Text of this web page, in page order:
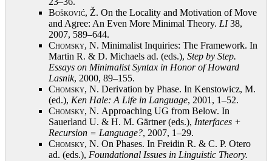
Bošković, Ž. On the Locality and Motivation of Move
and Agree: An Even More Minimal Theory. LI38,
2007, 589–644.
Chomsky, N. Minimalist Inquiries: The Framework. In
Martin R. & D. Michaels ad. (eds.), Step by Step.
Essays on Minimalist Syntax in Honor of Howard
Lasnik, 2000, 89–155.
Chomsky, N. Derivation by Phase. In Kenstowicz, M.
(ed.), Ken Hale: A Life in Language, 2001, 1–52.
Chomsky, N. Approaching UG from Below. In
Sauerland U. & H. M. Gärtner (eds.), Interfaces +
Recursion = Language?, 2007, 1–29.
Chomsky, N. On Phases. In Freidin R. & C. P. Otero
ad. (eds.), Foundational Issues in Linguistic Theory.